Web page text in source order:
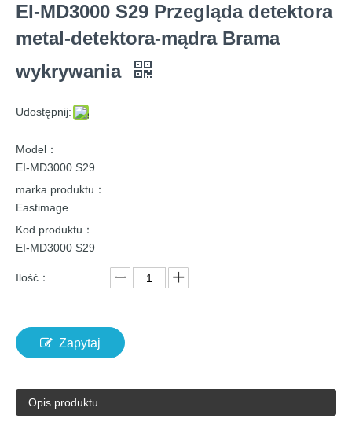
EI-MD3000 S29 Przegląda detektora
metal-detektora-mądra Brama
wykrywania
Udostępnij:
Model：
EI-MD3000 S29
marka produktu：
Eastimage
Kod produktu：
EI-MD3000 S29
Ilość：
Zapytaj
Opis produktu